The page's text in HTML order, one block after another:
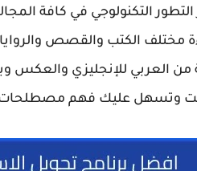
التكنولوجي في كافة
مختلف الكتب والقصص
من العربي للإنجليزي
وتسهل عليك فهم مصطلحات